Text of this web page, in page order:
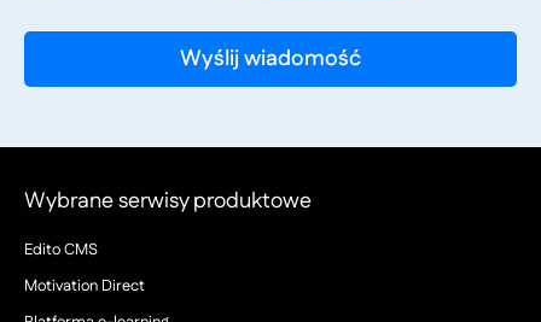
Wybrane serwisy produktowe
Edito CMS
Motivation Direct